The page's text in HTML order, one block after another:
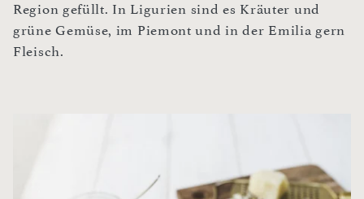
Region gefüllt. In Ligurien sind es Kräuter und
grüne Gemüse, im Piemont und in der Emilia gern
Fleisch.